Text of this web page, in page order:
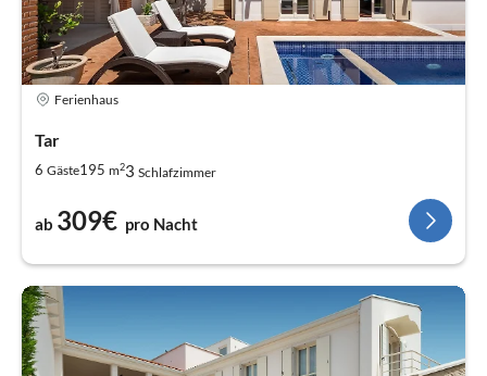
Ferienhaus
Tar
6 Gäste195 m23 Schlafzimmer
ab 309€ pro Nacht